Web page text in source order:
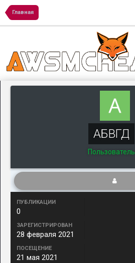
Главная
АБВГД
Пользователь
ПУБЛИКАЦИИ
0
ЗАРЕГИСТРИРОВАН
28 февраля 2021
ПОСЕЩЕНИЕ
21 мая 2021